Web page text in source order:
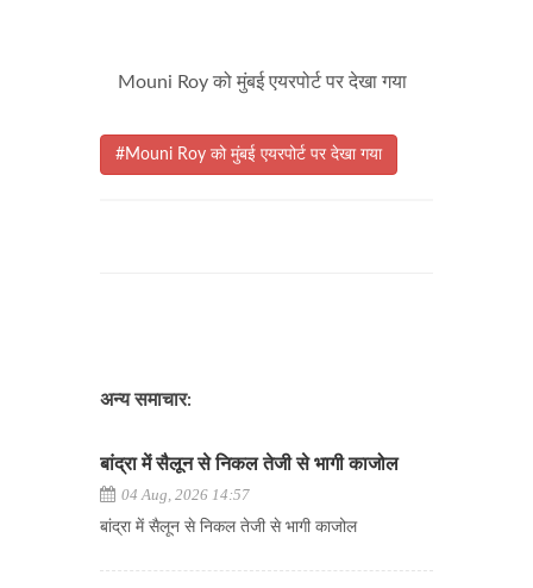
Mouni Roy को मुंबई एयरपोर्ट पर देखा गया
#Mouni Roy को मुंबई एयरपोर्ट पर देखा गया
अन्य समाचार:
बांद्रा में सैलून से निकल तेजी से भागी काजोल
04 Aug, 2026 14:57
बांद्रा में सैलून से निकल तेजी से भागी काजोल